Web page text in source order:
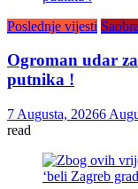
Poslednje vijesti
Ogroman udar
putnika !
7 Augusta, 20266
read